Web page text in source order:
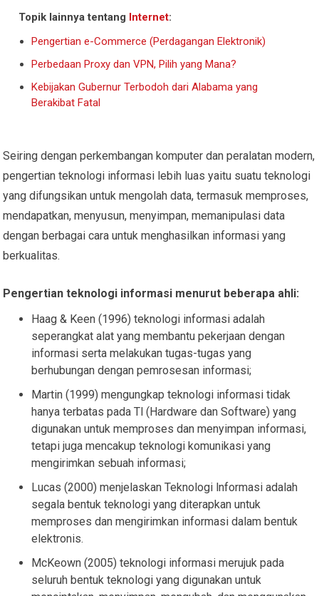
Topik lainnya tentang Internet:
Pengertian e-Commerce (Perdagangan Elektronik)
Perbedaan Proxy dan VPN, Pilih yang Mana?
Kebijakan Gubernur Terbodoh dari Alabama yang
Berakibat Fatal
Seiring dengan perkembangan komputer dan peralatan modern,
pengertian teknologi informasi lebih luas yaitu suatu teknologi
yang difungsikan untuk mengolah data, termasuk memproses,
mendapatkan, menyusun, menyimpan, memanipulasi data
dengan berbagai cara untuk menghasilkan informasi yang
berkualitas.
Pengertian teknologi informasi menurut beberapa ahli:
Haag & Keen (1996) teknologi informasi adalah
seperangkat alat yang membantu pekerjaan dengan
informasi serta melakukan tugas-tugas yang
berhubungan dengan pemrosesan informasi;
Martin (1999) mengungkap teknologi informasi tidak
hanya terbatas pada Tl (Hardware dan Software) yang
digunakan untuk memproses dan menyimpan informasi,
tetapi juga mencakup teknologi komunikasi yang
mengirimkan sebuah informasi;
Lucas (2000) menjelaskan Teknologi lnformasi adalah
segala bentuk teknologi yang diterapkan untuk
memproses dan mengirimkan informasi dalam bentuk
elektronis.
McKeown (2005) teknologi informasi merujuk pada
seluruh bentuk teknologi yang digunakan untuk